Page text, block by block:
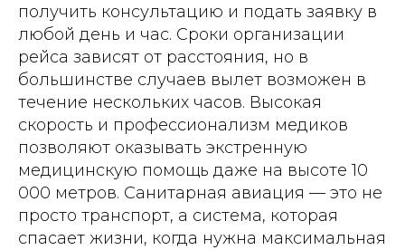
получить консультацию и подать заявку в
любой день и час. Сроки организации
рейса зависят от расстояния, но в
большинстве случаев вылет возможен в
течение нескольких часов. Высокая
скорость и профессионализм медиков
позволяют оказывать экстренную
медицинскую помощь даже на высоте 10
000 метров. Санитарная авиация — это не
просто транспорт, а система, которая
спасает жизни, когда нужна максимальная